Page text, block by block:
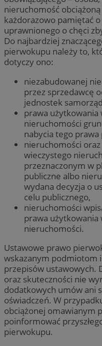
nieruchomość
każdorazowo pamiętać
uprawnionego o chęci
Do najbardziej
pierwokupu należy to,
dotyczy ono:
niezabudowanej
przez sprzedawcę
jednostek
prawa użytkowania
nieruchomości
nabycia tego prawa
nieruchomości
wieczystego
przeznaczonym w
publiczne albo
wydana decyzja o
celu publicznego,
nieruchomości
prawa użytkowania
nieruchomości.
Ustawowe prawo
wskazanym podmiotom i
przepisów ustawowych.
oraz skuteczności nie
dodatkowych umów ani
oświadczeń. W
obciążonej omawianym
poinformować
pierwokupu.